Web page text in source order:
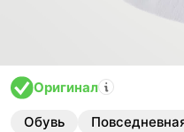
Оригинал
Обувь